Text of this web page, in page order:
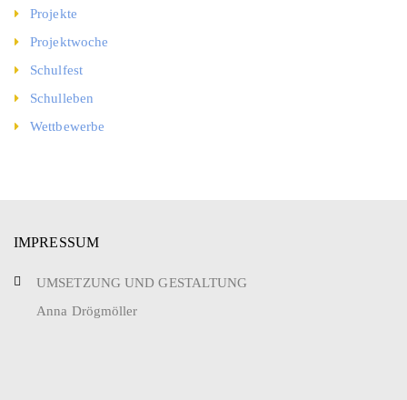
Projekte
Projektwoche
Schulfest
Schulleben
Wettbewerbe
IMPRESSUM
UMSETZUNG UND GESTALTUNG
Anna Drögmöller